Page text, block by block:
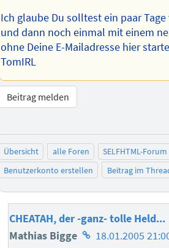
Ich glaube Du solltest ein paar
und dann noch einmal mit einem
ohne Deine E-Mailadresse hier
TomIRL
Beitrag melden
Übersicht alle Foren
SELFHTML-Forum
Benutzerkonto erstellen
Beitrag im
CHEATAH, der -ganz- tolle Held...
Mathias Bigge Homepage
18.01.2005